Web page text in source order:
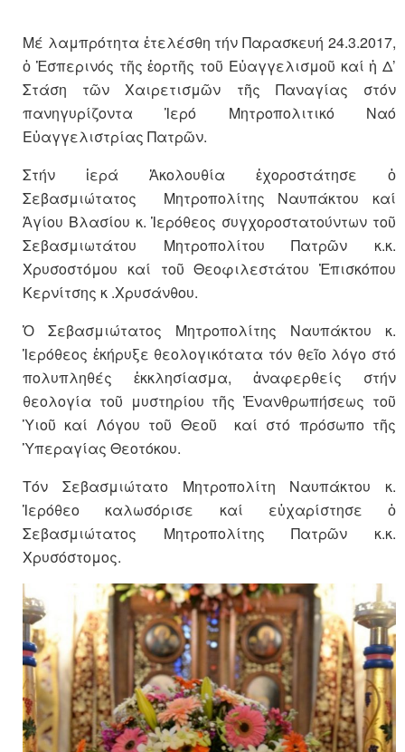
Μέ λαμπρότητα ἐτελέσθη τήν Παρασκευή 24.3.2017,
ὁ Ἑσπερινός τῆς ἑορτῆς τοῦ Εὐαγγελισμοῦ καί ἡ Δ’
Στάση τῶν Χαιρετισμῶν τῆς Παναγίας στόν
πανηγυρίζοντα Ἱερό Μητροπολιτικό Ναό
Εὐαγγελιστρίας Πατρῶν.
Στήν ἱερά Ἀκολουθία ἐχοροστάτησε ὁ
Σεβασμιώτατος Μητροπολίτης Ναυπάκτου καί
Ἁγίου Βλασίου κ. Ἱερόθεος συγχοροστατούντων τοῦ
Σεβασμιωτάτου Μητροπολίτου Πατρῶν κ.κ.
Χρυσοστόμου καί τοῦ Θεοφιλεστάτου Ἐπισκόπου
Κερνίτσης κ .Χρυσάνθου.
Ὁ Σεβασμιώτατος Μητροπολίτης Ναυπάκτου κ.
Ἱερόθεος ἐκήρυξε θεολογικότατα τόν θεῖο λόγο στό
πολυπληθές ἐκκλησίασμα, ἀναφερθείς στήν
θεολογία τοῦ μυστηρίου τῆς Ἐνανθρωπήσεως τοῦ
Ὑιοῦ καί Λόγου τοῦ Θεοῦ καί στό πρόσωπο τῆς
Ὑπεραγίας Θεοτόκου.
Τόν Σεβασμιώτατο Μητροπολίτη Ναυπάκτου κ.
Ἱερόθεο καλωσόρισε καί εὐχαρίστησε ὁ
Σεβασμιώτατος Μητροπολίτης Πατρῶν κ.κ.
Χρυσόστομος.